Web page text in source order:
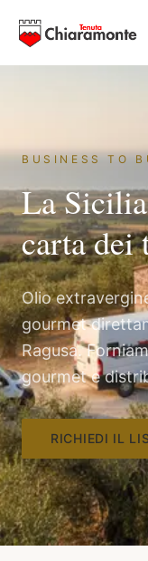
BUSINESS TO
La
carta
Olio
gourmet
Ragusa.
gourmet e
RICHIEDI IL